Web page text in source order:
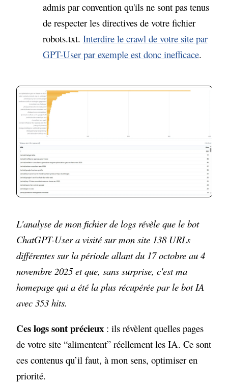
admis par convention qu'ils ne sont pas tenus
de respecter les directives de votre fichier
robots.txt. Interdire le crawl de votre site par
GPT-User par exemple est donc inefficace.
L'analyse de mon fichier de logs révèle que le bot
ChatGPT-User a visité sur mon site 138 URLs
différentes sur la période allant du 17 octobre au 4
novembre 2025 et que, sans surprise, c'est ma
homepage qui a été la plus récupérée par le bot IA
avec 353 hits.
Ces logs sont précieux : ils révèlent quelles pages
de votre site “alimentent” réellement les IA. Ce sont
ces contenus qu’il faut, à mon sens, optimiser en
priorité.